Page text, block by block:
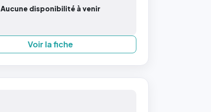
Aucune disponibilité à venir
Voir la fiche